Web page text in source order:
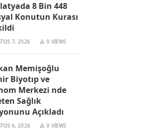
8 Bin 448
Konutun Kurası
7, 2026 0 VIEWS
Memişoğlu
Biyotıp ve
Merkezi nde
Sağlık
Açıkladı
6, 2026 0 VIEWS